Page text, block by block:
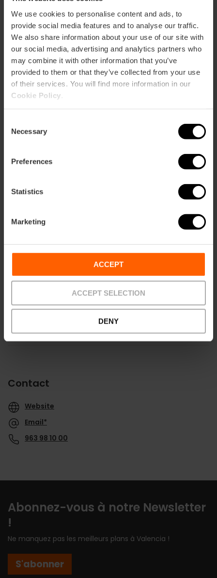
We use cookies to personalise content and ads, to
provide social media features and to analyse our traffic.
We also share information about your use of our site with
our social media, advertising and analytics partners who
may combine it with other information that you’ve
provided to them or that they’ve collected from your use
of their services. You will find more information in our
Cookie Policy
Selection
Necessary
Preferences
Statistics
Marketing
ACCEPT
ACCEPT SELECTION
DENY
Comment s'y rendre
Plaza Rodrigo Botet, 5 46002 València
Contact
Website
Email*
963 98 10 00
Abonnez-vous à notre Newsletter
!
Ne manquez pas les meilleurs plans à Valencia !
S'abonner